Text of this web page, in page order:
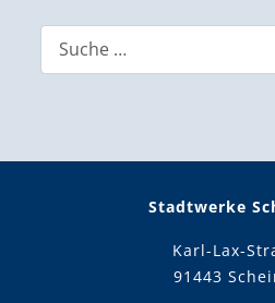
Suchen
Stadtwerke
Karl-Lax-
91443